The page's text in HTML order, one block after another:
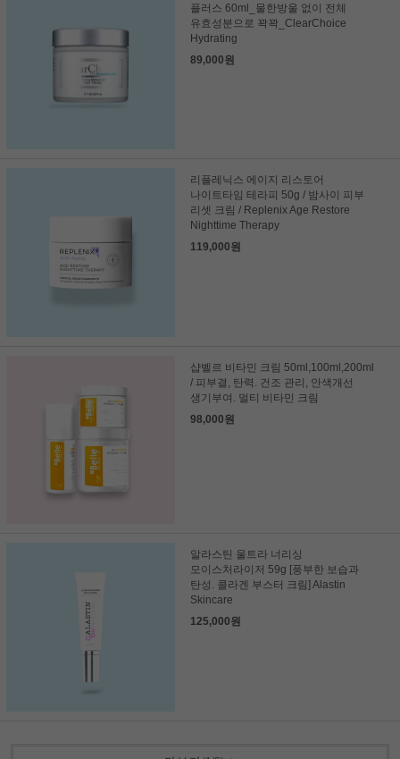
플러스 60ml_물한방울 없이 전체
유효성분으로 꽉꽉_ClearChoice
Hydrating
89,000원
리플레닉스 에이지 리스토어
나이트타임 테라피 50g / 밤사이 피부
리셋 크림 / Replenix Age Restore
Nighttime Therapy
119,000원
샵벨르 비타민 크림 50ml,100ml,200ml
/ 피부결, 탄력. 건조 관리, 안색개선
생기부여. 멀티 비타민 크림
98,000원
알라스틴 울트라 너리싱
모이스처라이저 59g [풍부한 보습과
탄성. 콜라겐 부스터 크림] Alastin
Skincare
125,000원